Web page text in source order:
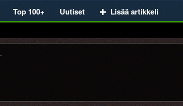
Top 100+ Uutiset Lisää artikkeli